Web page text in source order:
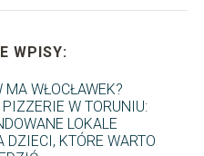
WPISY:
WŁOCŁAWEK?
W TORUNIU:
LOKALE
DZIECI, KTÓRE WARTO